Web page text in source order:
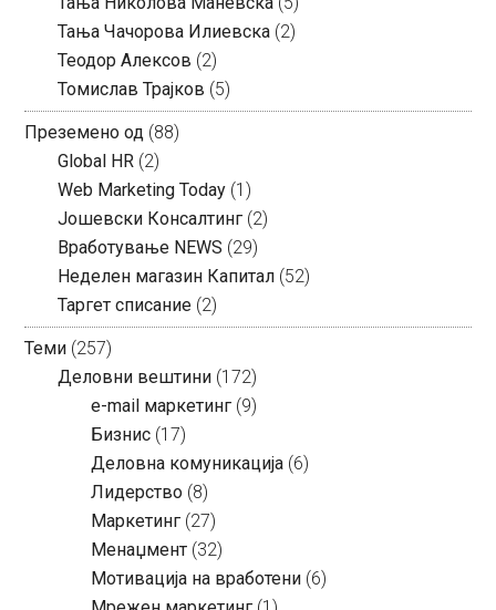
Тања Чачорова Илиевска (2)
Теодор Алексов (2)
Томислав Трајков (5)
Преземено од (88)
Global HR (2)
Web Marketing Today (1)
Јошевски Консалтинг (2)
Вработување NEWS (29)
Неделен магазин Капитал (52)
Таргет списание (2)
Теми (257)
Деловни вештини (172)
e-mail маркетинг (9)
Бизнис (17)
Деловна комуникација (6)
Лидерство (8)
Маркетинг (27)
Менаџмент (32)
Мотивација на вработени (6)